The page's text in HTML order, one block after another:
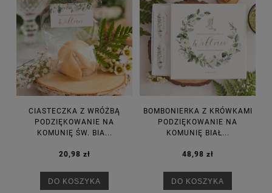
CIASTECZKA Z WRÓŻBĄ
PODZIĘKOWANIE NA
KOMUNIĘ ŚW. BIA...
20,98 zł
DO KOSZYKA
BOMBONIERKA Z KRÓWKAMI
PODZIĘKOWANIE NA
KOMUNIĘ BIAŁ...
48,98 zł
DO KOSZYKA